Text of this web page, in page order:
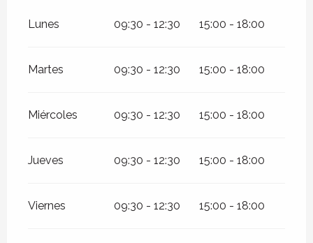
Lunes 09:30 - 12:30 15:00 - 18:00
Martes 09:30 - 12:30 15:00 - 18:00
Miércoles 09:30 - 12:30 15:00 - 18:00
Jueves 09:30 - 12:30 15:00 - 18:00
Viernes 09:30 - 12:30 15:00 - 18:00